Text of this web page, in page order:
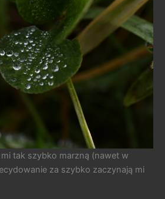
tak szybko marzną (nawet w
za szybko zaczynają mi